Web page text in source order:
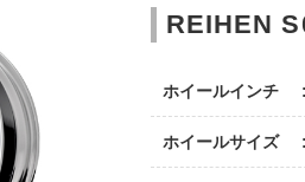
REIHEN
ホイールインチ
ホイールサイズ